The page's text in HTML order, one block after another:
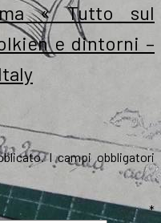
« Tutto sul
e dintorni –
I campi obbligatori
*